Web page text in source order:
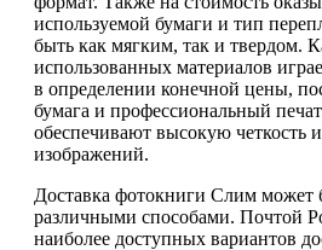
используемой бумаги и тип
быть как мягким, так и твердом.
использованных материалов
в определении конечной цены,
бумага и профессиональный
обеспечивают высокую четкость
изображений.
Доставка фотокниги Слим может
различными способами. Почтой
наиболее доступных вариантов